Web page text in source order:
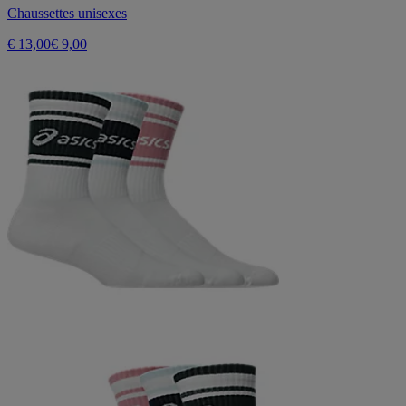
Chaussettes unisexes
€ 13,00€ 9,00